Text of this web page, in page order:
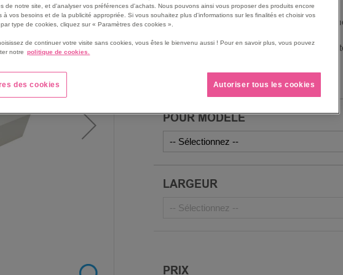
meilleure hygiène.
Structure robuste adaptée aux
Solution pratique pour allier confort,
Voir le descriptif complet
POUR MODÈLE
LARGEUR
PRIX
de notre site, et d'analyser vos préférences d'achats. Nous pouvons ainsi vous proposer des produits encore
à vos besoins et de la publicité appropriée. Si vous souhaitez plus d'informations sur les finalités et choisir vos
type de cookies, cliquez sur « Paramètres des cookies ».
de continuer votre visite sans cookies, vous êtes le bienvenu aussi ! Pour en savoir plus, vous pouvez
notre politique de cookies.
des cookies Autoriser tous les cookies